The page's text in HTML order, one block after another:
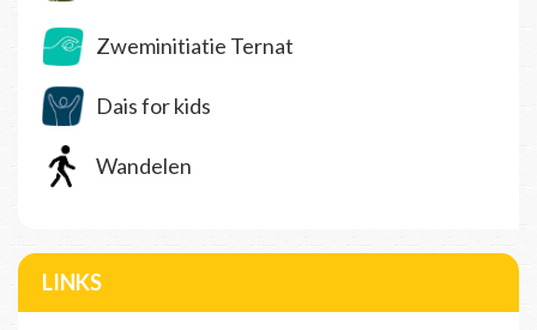
Zweminitiatie Ternat
Dais for kids
Wandelen
LINKS